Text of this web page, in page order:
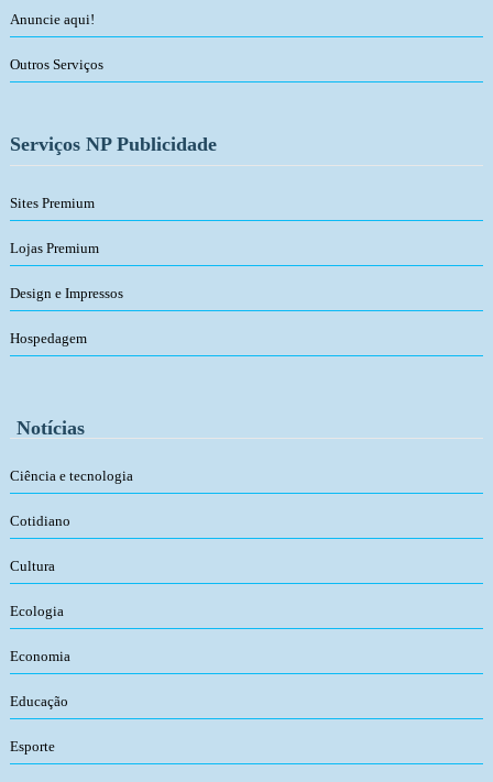
Anuncie aqui!
Outros Serviços
Serviços NP Publicidade
Sites Premium
Lojas Premium
Design e Impressos
Hospedagem
Notícias
Ciência e tecnologia
Cotidiano
Cultura
Ecologia
Economia
Educação
Esporte